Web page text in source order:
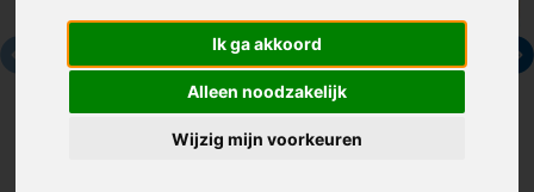
Ik ga akkoord
Alleen noodzakelijk
Wijzig mijn voorkeuren